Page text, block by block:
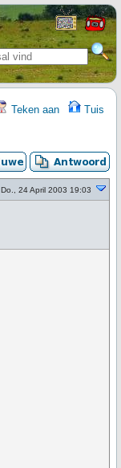
Teken aan Tuis
Do., 24 April 2003 19:03